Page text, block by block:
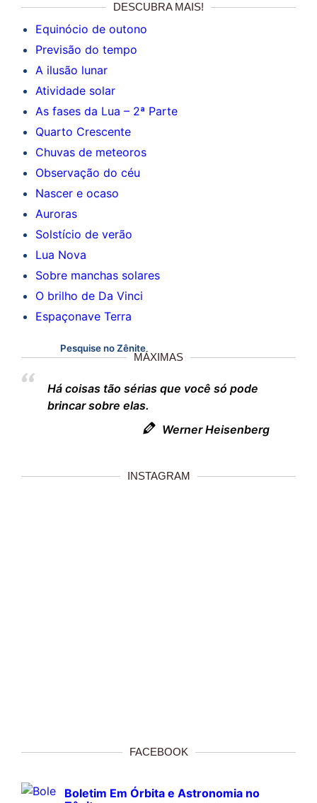
DESCUBRA MAIS!
Equinócio de outono
Previsão do tempo
A ilusão lunar
Atividade solar
As fases da Lua – 2ª Parte
Quarto Crescente
Chuvas de meteoros
Observação do céu
Nascer e ocaso
Auroras
Solstício de verão
Lua Nova
Sobre manchas solares
O brilho de Da Vinci
Espaçonave Terra
Pesquise no Zênite
MÁXIMAS
Há coisas tão sérias que você só pode
brincar sobre elas.
Werner Heisenberg
INSTAGRAM
FACEBOOK
Boletim Em Órbita e Astronomia no